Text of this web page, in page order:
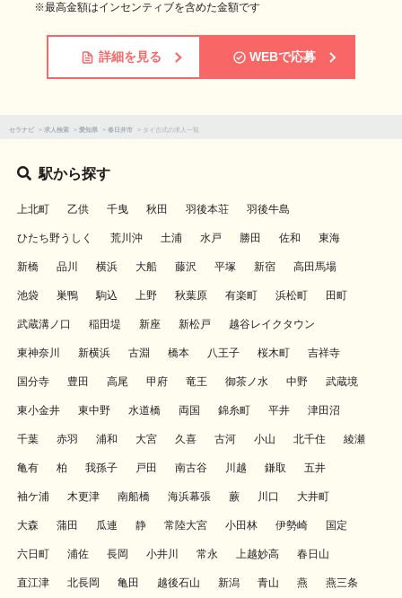
※最高金額はインセンティブを含めた金額です
詳細を見る WEBで応募
セラナビ > 求人検索 > 愛知県 > 春日井市 > タイ古式の求人一覧
駅から探す
上北町 乙供 千曳 秋田 羽後本荘 羽後牛島
ひたち野うしく 荒川沖 土浦 水戸 勝田 佐和 東海
新橋 品川 横浜 大船 藤沢 平塚 新宿 高田馬場
池袋 巣鴨 駒込 上野 秋葉原 有楽町 浜松町 田町
武蔵溝ノ口 稲田堤 新座 新松戸 越谷レイクタウン
東神奈川 新横浜 古淵 橋本 八王子 桜木町 吉祥寺
国分寺 豊田 高尾 甲府 竜王 御茶ノ水 中野 武蔵境
東小金井 東中野 水道橋 両国 錦糸町 平井 津田沼
千葉 赤羽 浦和 大宮 久喜 古河 小山 北千住 綾瀬
亀有 柏 我孫子 戸田 南古谷 川越 鎌取 五井
袖ケ浦 木更津 南船橋 海浜幕張 蕨 川口 大井町
大森 蒲田 瓜連 静 常陸大宮 小田林 伊勢崎 国定
六日町 浦佐 長岡 小井川 常永 上越妙高 春日山
直江津 北長岡 亀田 越後石山 新潟 青山 燕 燕三条